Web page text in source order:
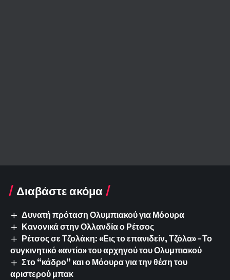
Διαβάστε ακόμα
Δυνατή πρόταση Ολυμπιακού για Μόουρα
Κανονικά στην Ολλανδία ο Ρέτσος
Ρέτσος σε Τζολάκη: «Εις το επανιδείν, Τζόλα» – Το
συγκινητικό «αντίο» του αρχηγού του Ολυμπιακού
Στο “κάδρο” και ο Μόουρα για την θέση του
αριστερού μπακ